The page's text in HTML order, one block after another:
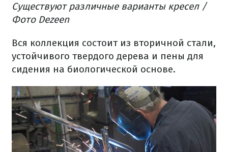
Существуют различные варианты кресел /
Фото Dezeen
Вся коллекция состоит из вторичной стали,
устойчивого твердого дерева и пены для
сидения на биологической основе.